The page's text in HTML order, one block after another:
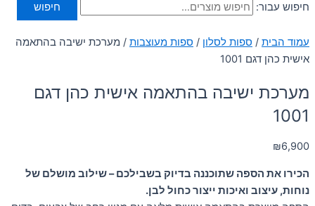
חיפוש עבור: חיפוש
עמוד הבית / ספות לסלון / ספות מעוצבות / מערכת ישיבה בהתאמה
אישית כהן דגם 1001
מערכת ישיבה בהתאמה אישית כהן דגם
1001
₪6,900
הכירו את הספה שתוכננה בדיוק בשבילכם – שילוב מושלם של
נוחות, עיצוב ואיכות ייצור כחול לבן.